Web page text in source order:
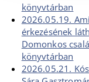
könyvtárban
2026.05.19.
érkezésének
Domonkos
könyvtárban
2026.05.21.